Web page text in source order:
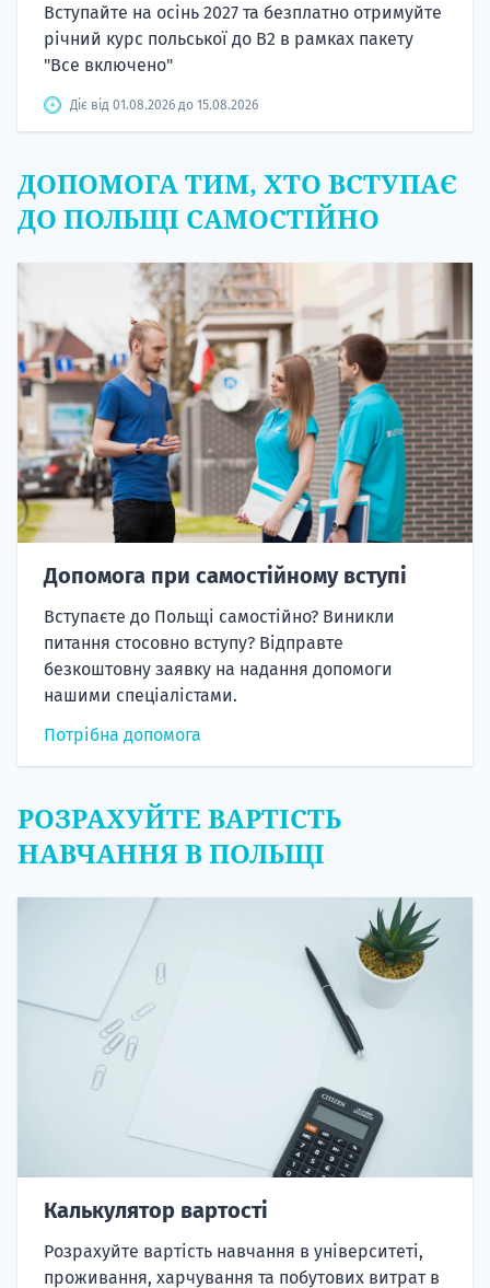
Вступайте на осінь 2027 та безплатно отримуйте
річний курс польської до B2 в рамках пакету
"Все включено"
Діє від 01.08.2026 до 15.08.2026
ДОПОМОГА ТИМ, ХТО ВСТУПАЄ
ДО ПОЛЬЩІ САМОСТІЙНО
Допомога при самостійному вступі
Вступаєте до Польщі самостійно? Виникли
питання стосовно вступу? Відправте
безкоштовну заявку на надання допомоги
нашими спеціалістами.
Потрібна допомога
РОЗРАХУЙТЕ ВАРТІСТЬ
НАВЧАННЯ В ПОЛЬЩІ
Калькулятор вартості
Розрахуйте вартість навчання в університеті,
проживання, харчування та побутових витрат в